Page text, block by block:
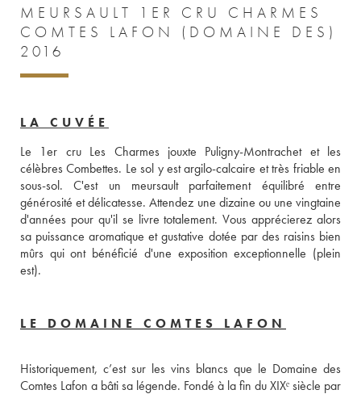
MEURSAULT 1ER CRU CHARMES
COMTES LAFON (DOMAINE DES)
2016
LA CUVÉE
Le 1er cru Les Charmes jouxte Puligny-Montrachet et les
célèbres Combettes. Le sol y est argilo-calcaire et très friable en
sous-sol. C'est un meursault parfaitement équilibré entre
générosité et délicatesse. Attendez une dizaine ou une vingtaine
d'années pour qu'il se livre totalement. Vous apprécierez alors
sa puissance aromatique et gustative dotée par des raisins bien
mûrs qui ont bénéficié d'une exposition exceptionnelle (plein
est).
LE DOMAINE COMTES LAFON
Historiquement, c’est sur les vins blancs que le Domaine des
Comtes Lafon a bâti sa légende. Fondé à la fin du XIXᵉ siècle par